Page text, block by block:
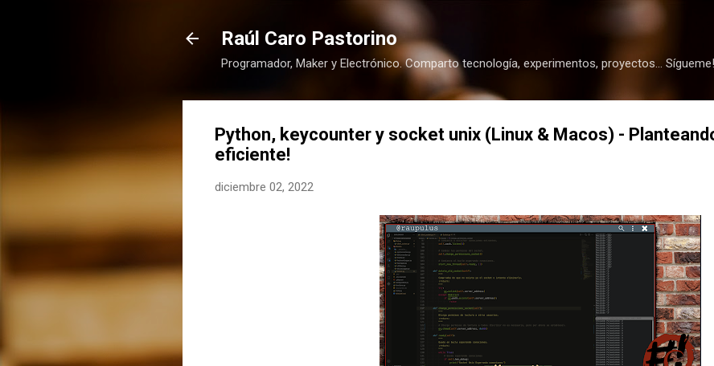
Raúl Caro Pastorino
Programador, Maker y Electrónico. Comparto tecnología, experimentos, proyectos... Sígueme!
Python, keycounter y socket unix (Linux & Macos) -
eficiente!
diciembre 02, 2022